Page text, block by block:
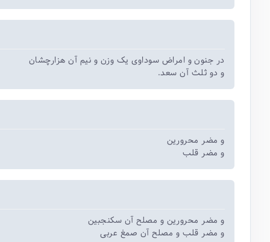
در جنون و امراض سوداوی یک وزن و نیم آن هزارچشان
و دو ثلث آن سعد.
و مضر محرورین
و مضر قلب
و مضر محرورین و مصلح آن سکنجبین
و مضر قلب و مصلح آن صمغ عربی